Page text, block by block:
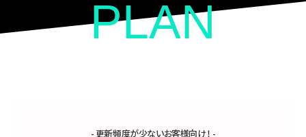
PLAN
- 更新頻度が少ないお客様向け！ -